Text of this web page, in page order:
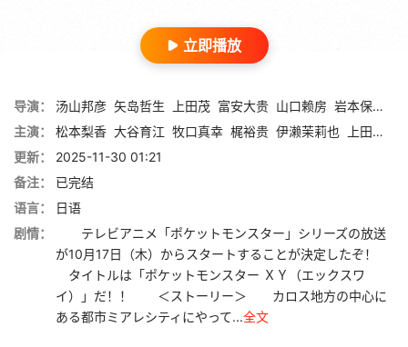
立即播放
导演： 汤山邦彦 矢岛哲生 上田茂 富安大贵 山口赖房 岩本保雄
主演：
松本梨香 大谷育江 牧口真幸 梶裕贵 伊濑茉莉也 上田祐司
更新：
2025-11-30 01:21
备注：
已完结
语言：
日语
剧情：
テレビアニメ「ポケットモンスター」シリーズの放送
が10月17日（木）からスタートすることが決定したぞ！
タイトルは「ポケットモンスター ＸＹ（エックスワ
イ）」だ！！ ＜ストーリー＞ カロス地方の中心に
ある都市ミアレシティにやって...全文